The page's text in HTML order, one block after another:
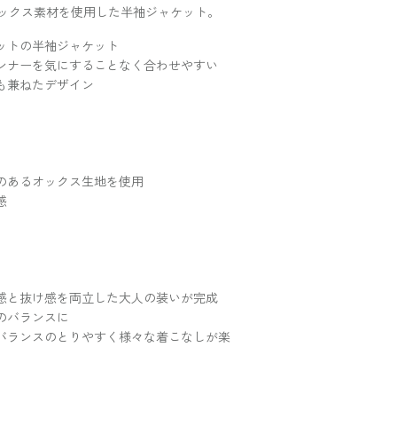
ス素材を使用した半袖ジャケット。
トの半袖ジャケット
ーを気にすることなく合わせやすい
兼ねたデザイン
あるオックス生地を使用
と抜け感を両立した大人の装いが完成
バランスに
ランスのとりやすく様々な着こなしが楽